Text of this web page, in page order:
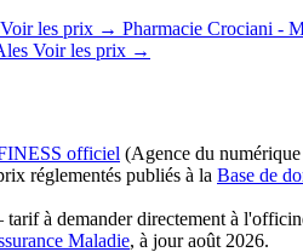
Voir les prix → Pharmacie Crociani -
Voir les prix →
officiel (Agence du
réglementés publiés à la Base de
à demander directement à
Maladie, à jour août 2026.